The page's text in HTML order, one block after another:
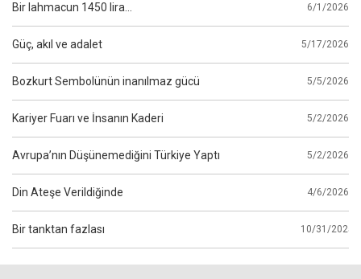
Bir lahmacun 1450 lira… 6/1/2026
Güç, akıl ve adalet 5/17/2026
Bozkurt Sembolünün inanılmaz gücü 5/5/2026
Kariyer Fuarı ve İnsanın Kaderi 5/2/2026
Avrupa’nın Düşünemediğini Türkiye Yaptı 5/2/2026
Din Ateşe Verildiğinde 4/6/2026
Bir tanktan fazlası 10/31/2025